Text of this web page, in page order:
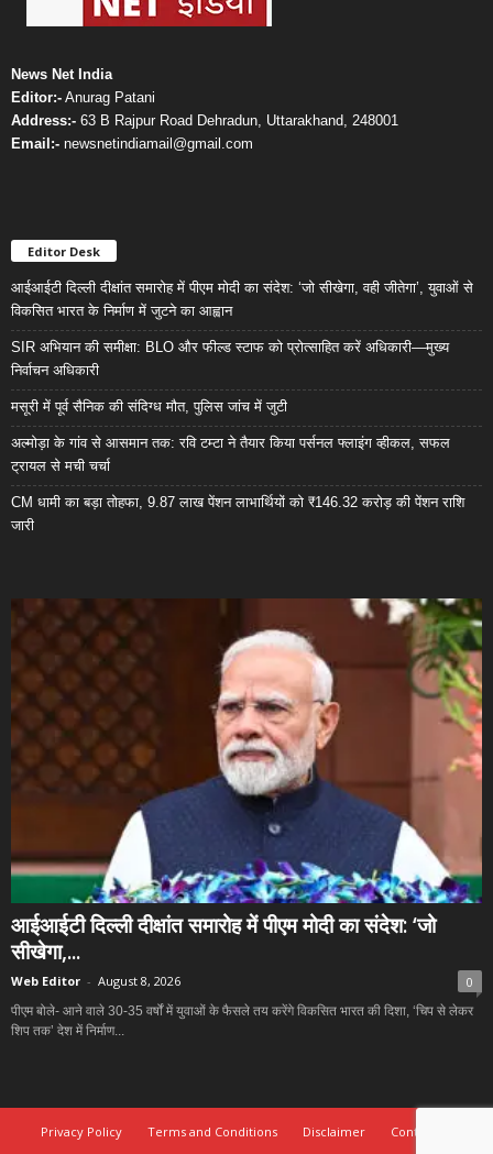
News Net India
Editor:- Anurag Patani
Address:- 63 B Rajpur Road Dehradun, Uttarakhand, 248001
Email:- newsnetindiamail@gmail.com
Editor Desk
आईआईटी दिल्ली दीक्षांत समारोह में पीएम मोदी का संदेश: ‘जो सीखेगा, वही जीतेगा’, युवाओं से
विकसित भारत के निर्माण में जुटने का आह्वान
SIR अभियान की समीक्षा: BLO और फील्ड स्टाफ को प्रोत्साहित करें अधिकारी—मुख्य
निर्वाचन अधिकारी
मसूरी में पूर्व सैनिक की संदिग्ध मौत, पुलिस जांच में जुटी
अल्मोड़ा के गांव से आसमान तक: रवि टम्टा ने तैयार किया पर्सनल फ्लाइंग व्हीकल, सफल
ट्रायल से मची चर्चा
CM धामी का बड़ा तोहफा, 9.87 लाख पेंशन लाभार्थियों को ₹146.32 करोड़ की पेंशन राशि
जारी
आईआईटी दिल्ली दीक्षांत समारोह में पीएम मोदी का संदेश: ‘जो
सीखेगा,...
Web Editor - August 8, 2026 0
पीएम बोले- आने वाले 30-35 वर्षों में युवाओं के फैसले तय करेंगे विकसित भारत की दिशा, ‘चिप से लेकर
शिप तक’ देश में निर्माण...
Privacy Policy Terms and Conditions Disclaimer Contact Us